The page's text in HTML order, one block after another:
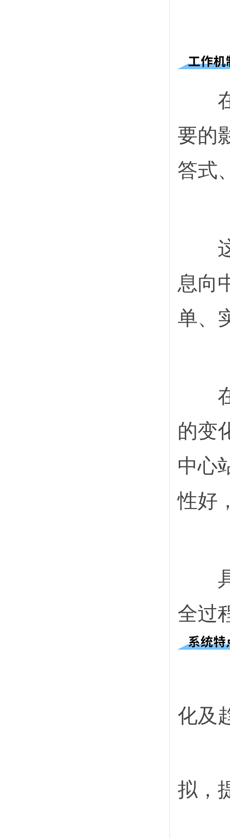
要的
答式
这
息向
单、
在
的变
中心
性好
具
全过
化及
拟，